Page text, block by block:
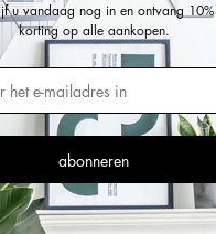
u vandaag nog in en ontvang 10%
korting op alle aankopen.
abonneren